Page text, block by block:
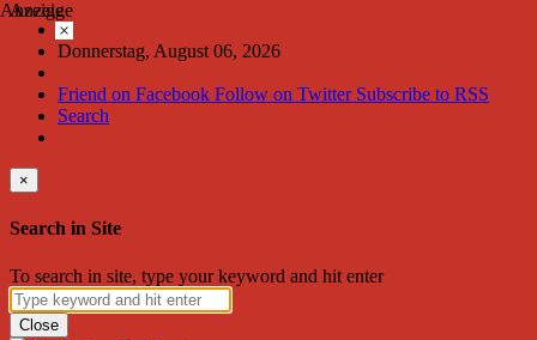
Donnerstag, August 06, 2026
Friend on Facebook Follow on Twitter Subscribe to RSS
Search
×
Search in Site
To search in site, type your keyword and hit enter
Close
Anzeige
×
Anzeige